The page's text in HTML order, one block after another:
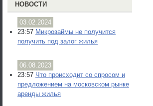
НОВОСТИ
03.02.2024
23:57 Микрозаймы не получится
получить под залог жилья
06.08.2023
23:57 Что происходит со спросом и
предложением на московском рынке
аренды жилья